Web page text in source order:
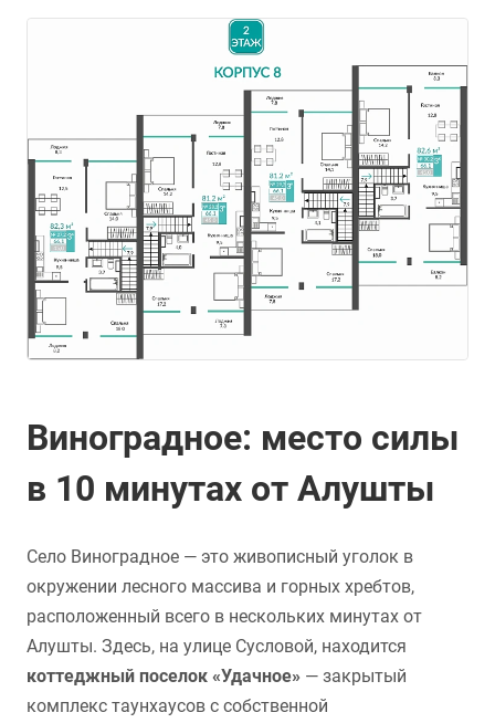
Виноградное: место силы
в 10 минутах от Алушты
Село Виноградное — это живописный уголок в
окружении лесного массива и горных хребтов,
расположенный всего в нескольких минутах от
Алушты. Здесь, на улице Сусловой, находится
коттеджный поселок «Удачное» — закрытый
комплекс таунхаусов с собственной